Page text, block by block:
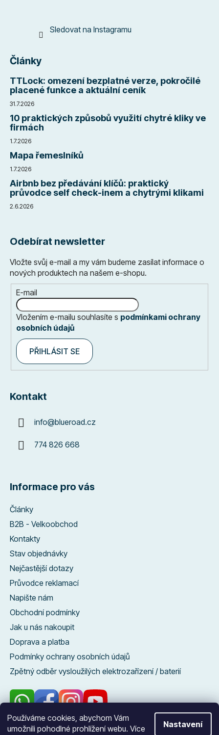
Používáme cookies, abychom Vám
umožnili pohodlné prohlížení webu. Více
Nastavení
Sledovat na Instagramu
Články
TTLock: omezení bezplatné verze, pokročilé
placené funkce a aktuální ceník
31.7.2026
10 praktických způsobů využití chytré kliky ve
firmách
1.7.2026
Mapa řemeslníků
1.7.2026
Airbnb bez předávání klíčů: praktický
průvodce self check-inem a chytrými klikami
2.6.2026
Odebírat newsletter
Vložte svůj e-mail a my vám budeme zasílat informace o
nových produktech na našem e-shopu.
E-mail
Vložením e-mailu souhlasíte s podmínkami ochrany
osobních údajů
PŘIHLÁSIT SE
Kontakt
info@blueroad.cz
774 826 668
Informace pro vás
Články
B2B - Velkoobchod
Kontakty
Stav objednávky
Nejčastější dotazy
Průvodce reklamací
Napište nám
Obchodní podmínky
Jak u nás nakoupit
Doprava a platba
Podmínky ochrany osobních údajů
Zpětný odběr vysloužilých elektrozařízení / baterií